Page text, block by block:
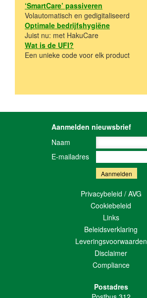
‘SmartCare’ passiveren
Volautomatisch en gedigitaliseerd
Optimale bedrijfshygiëne
Juist nu: met HakuCare
Wat is de UFI?
Een unieke code voor elk product
Aanmelden nieuwsbrief
Naam
E-mailadres
Privacybeleid / AVG
Cookiebeleid
Links
Beleidsverklaring
Leveringsvoorwaarden
Disclaimer
Compliance
Postadres